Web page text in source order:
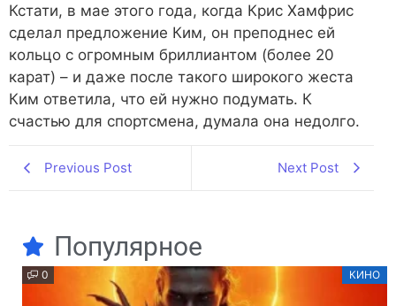
Кстати, в мае этого года, когда Крис Хамфрис
сделал предложение Ким, он преподнес ей
кольцо с огромным бриллиантом (более 20
карат) – и даже после такого широкого жеста
Ким ответила, что ей нужно подумать. К
счастью для спортсмена, думала она недолго.
Previous Post Next Post
Популярное
0 КИНО